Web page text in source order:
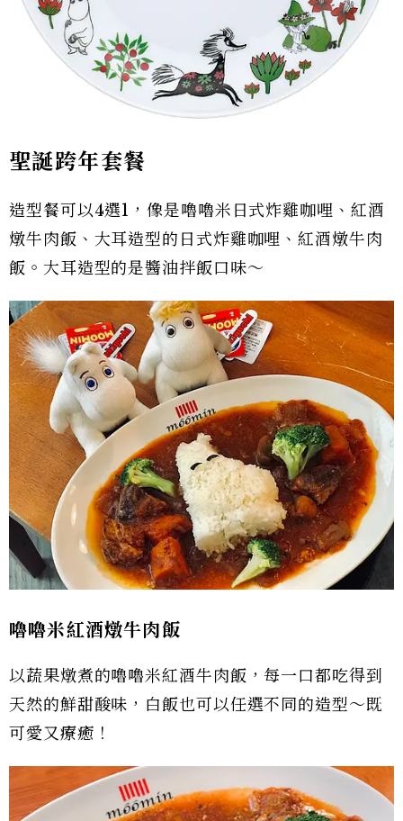
聖誕跨年套餐
造型餐可以4選1，像是嚕嚕米日式炸雞咖哩、紅酒
燉牛肉飯、大耳造型的日式炸雞咖哩、紅酒燉牛肉
飯。大耳造型的是醬油拌飯口味～
嚕嚕米紅酒燉牛肉飯
以蔬果燉煮的嚕嚕米紅酒牛肉飯，每一口都吃得到
天然的鮮甜酸味，白飯也可以任選不同的造型～既
可愛又療癒！